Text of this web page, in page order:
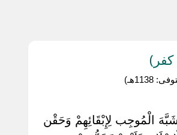
كفر)
الْمُوجِب لِإِبْقَائِهِمْ وَحَقْن